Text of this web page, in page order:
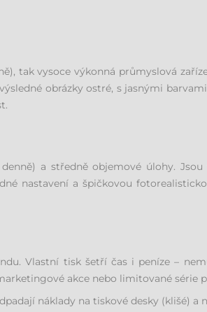
tak vysoce výkonná průmyslová
obrázky ostré, s jasnými
a středně objemové úlohy.
nastavení a špičkovou
Vlastní tisk šetří čas i peníze –
akce nebo limitované série
náklady na tiskové desky (klišé) a